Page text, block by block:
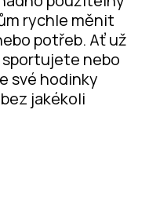
rychle měnit
potřeb. Ať už
nebo
své hodinky
jakékoli